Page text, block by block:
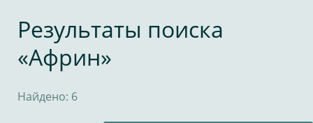
Результаты поиска
«Африн»
Найдено: 6